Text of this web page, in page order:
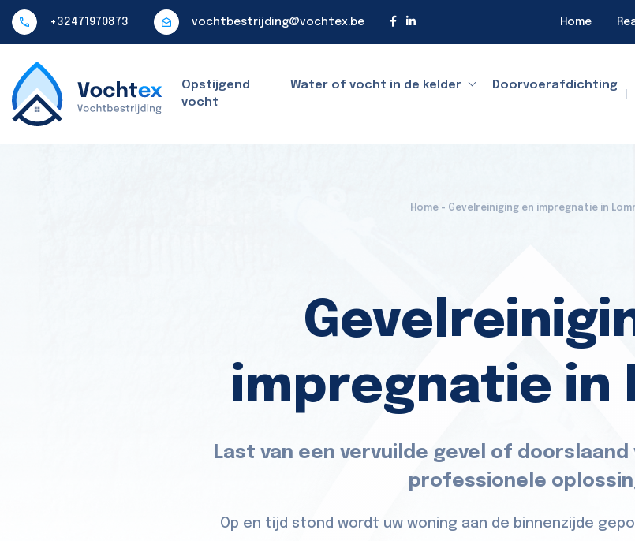
+32471970873 vochtbestrijding@vochtex.be Home
Opstijgend
vocht
Water of vocht in de kelder Doorvoerafdichting
Home - Gevelreiniging en impregnatie in
impregnatie in
Last van een vervuilde gevel of doorslaand
professionele
Op en tijd stond wordt uw woning aan de binnenzijde